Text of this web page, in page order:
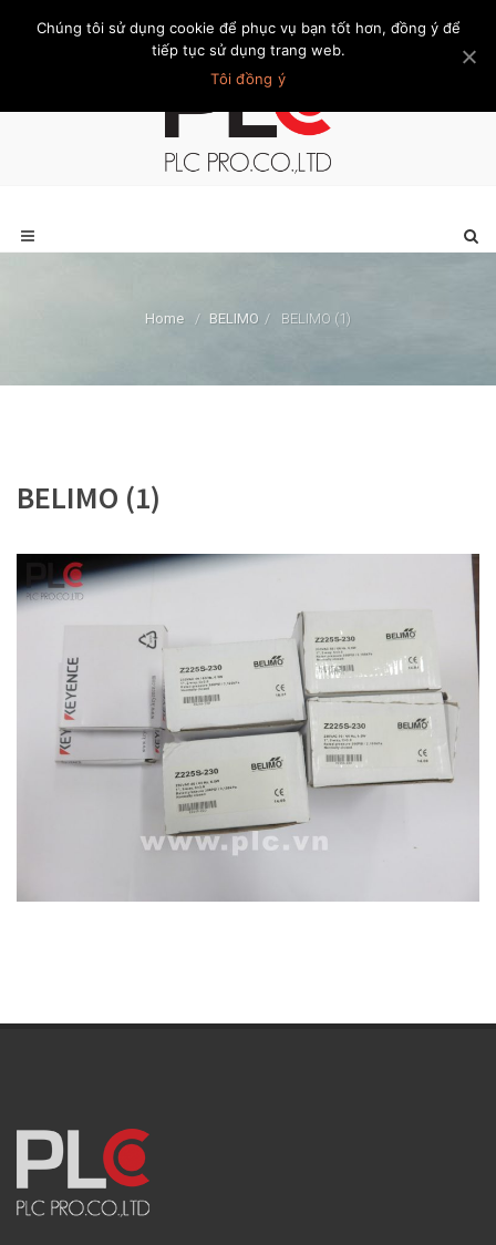
Trang chủ Giới thiệu Khách hàng Liên hệ Thành viên
Home / BELIMO / BELIMO (1)
BELIMO (1)
Chúng tôi sử dụng cookie để phục vụ bạn tốt hơn, đồng ý để
tiếp tục sử dụng trang web.
Tôi đồng ý